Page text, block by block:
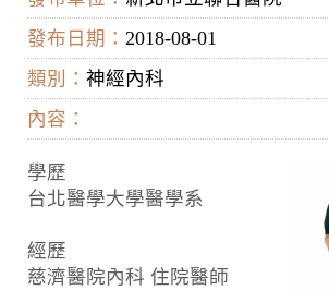
發布日期： 2018-08-01
類別： 神經內科
內容：
學歷
台北醫學大學醫學系
經歷
慈濟醫院內科 住院醫師